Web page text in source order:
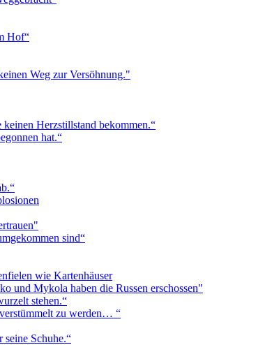
Hof“
Weg zur Versöhnung."
Herzstillstand bekommen.“
hat.“
sind“
wie Kartenhäuser
und Mykola haben die Russen erschossen"
stehen.“
zu werden… “
seine Schuhe.“